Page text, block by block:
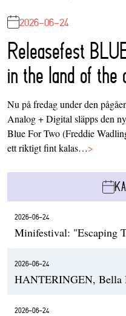
2026-06-24
Releasefest
in the land of the
Nu på fredag under den
Analog + Digital släpps den
Blue For Two (Freddie
ett riktigt fint kalas…>
2026-06-24
Minifestival: "Escaping
2026-06-24
HANTERINGEN, Bella
2026-06-24